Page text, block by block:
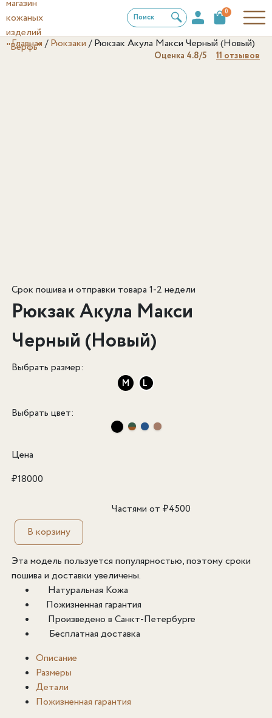
Поиск
0
Главная /Рюкзаки /Рюкзак Акула Макси Черный (Новый)
Оценка 4.8/5 11отзывов
Срок пошива и отправки товара 1-2 недели
Рюкзак Акула Макси
Черный (Новый)
Выбрать размер:
M L
Выбрать цвет:
Цена
₽18000
Частями от ₽4500
В корзину
Эта модель пользуется популярностью, поэтому сроки
пошива и доставки увеличены.
Натуральная Кожа
Пожизненная гарантия
Произведено в Санкт-Петербурге
Бесплатная доставка
Описание
Размеры
Детали
Пожизненная гарантия